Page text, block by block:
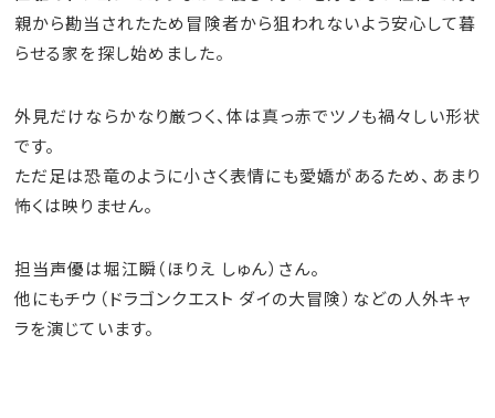
親から勘当されたため冒険者から狙われないよう安心して暮
らせる家を探し始めました。
外見だけならかなり厳つく、体は真っ赤でツノも禍々しい形状
です。
ただ足は恐竜のように小さく表情にも愛嬌があるため、あまり
怖くは映りません。
担当声優は堀江瞬（ほりえ しゅん）さん。
他にもチウ（ドラゴンクエスト ダイの大冒険）などの人外キャ
ラを演じています。